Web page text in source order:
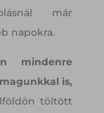
már
napokra.
mindenre
is,
töltött